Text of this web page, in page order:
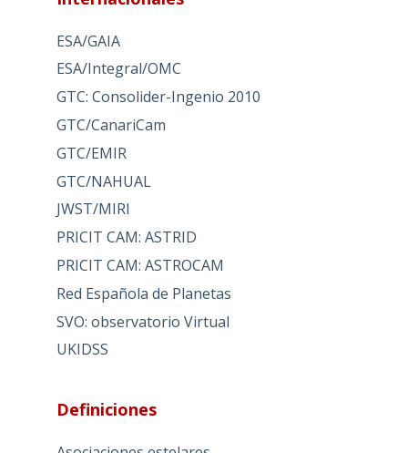
ESA/GAIA
ESA/Integral/OMC
GTC: Consolider-Ingenio 2010
GTC/CanariCam
GTC/EMIR
GTC/NAHUAL
JWST/MIRI
PRICIT CAM: ASTRID
PRICIT CAM: ASTROCAM
Red Española de Planetas
SVO: observatorio Virtual
UKIDSS
Definiciones